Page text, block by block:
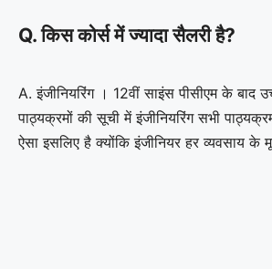
Q. किस कोर्स में ज्यादा सैलरी है?
A. इंजीनियरिंग । 12वीं साइंस पीसीएम के बाद
पाठ्यक्रमों की सूची में इंजीनियरिंग सभी
ऐसा इसलिए है क्योंकि इंजीनियर हर व्यवसाय